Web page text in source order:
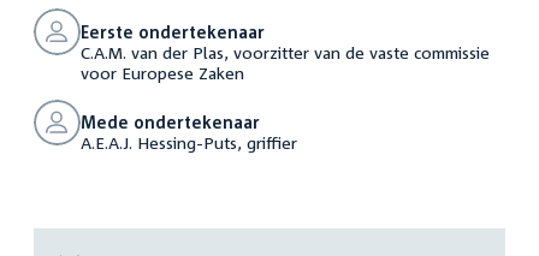
Eerste ondertekenaar
C.A.M. van der Plas, voorzitter van de vaste commissie
voor Europese Zaken
Mede ondertekenaar
A.E.A.J. Hessing-Puts, griffier